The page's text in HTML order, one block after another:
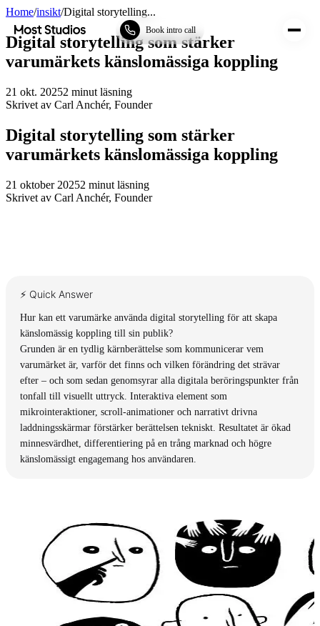
Most Studios Book intro call
Home/insikt/Digital storytelling...
Digital storytelling som stärker
varumärkets känslomässiga koppling
21 okt. 20252 minut läsning
Skrivet av Carl Anchér, Founder
Digital storytelling som stärker
varumärkets känslomässiga koppling
21 oktober 20252 minut läsning
Skrivet av Carl Anchér, Founder
⚡ Quick Answer
Hur kan ett varumärke använda digital storytelling för att skapa
känslomässig koppling till sin publik?
Grunden är en tydlig kärnberättelse som kommunicerar vem
varumärket är, varför det finns och vilken förändring det strävar
efter – och som sedan genomsyrar alla digitala beröringspunkter från
tonfall till visuellt uttryck. Interaktiva element som
mikrointeraktioner, scroll-animationer och narrativt drivna
laddningsskärmar förstärker berättelsen tekniskt. Resultatet är ökad
minnesvärdhet, differentiering på en trång marknad och högre
känslomässigt engagemang hos användaren.